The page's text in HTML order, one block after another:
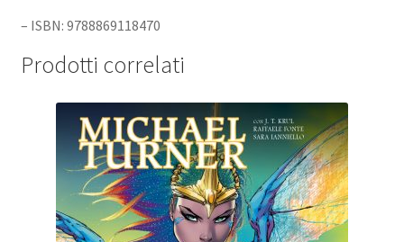
– ISBN: 9788869118470
Prodotti correlati